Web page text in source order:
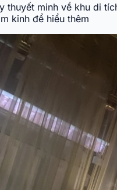
thuyết minh về khu di
kinh để hiểu thêm